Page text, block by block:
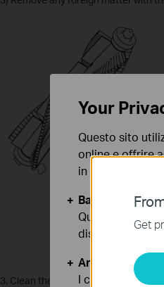
3. Clean the connection between
Get
Your
Questo sito
online e offrire
in qualunque
Basic Cookies
Questi cookies
disattivati nel
Analytics e
I cookies